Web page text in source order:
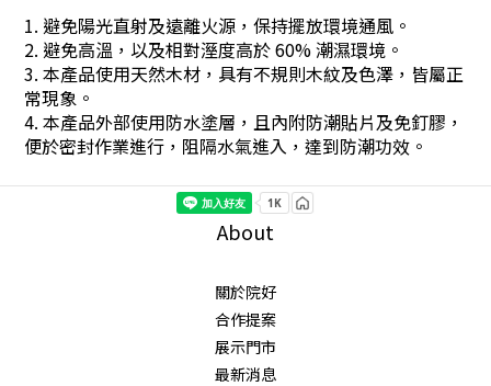
1. 避免陽光直射及遠離火源，保持擺放環境通風。
2. 避免高溫，以及相對溼度高於 60% 潮濕環境。
3. 本產品使用天然木材，具有不規則木紋及色澤，皆屬正
常現象。
4. 本產品外部使用防水塗層，且內附防潮貼片及免釘膠，
便於密封作業進行，阻隔水氣進入，達到防潮功效。
About
關於院好
合作提案
展示門市
最新消息